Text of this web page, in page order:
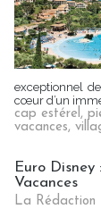
exceptionnel
cœur d’un
cap estérel,
vacances,
Euro
Vacances
La Rédaction